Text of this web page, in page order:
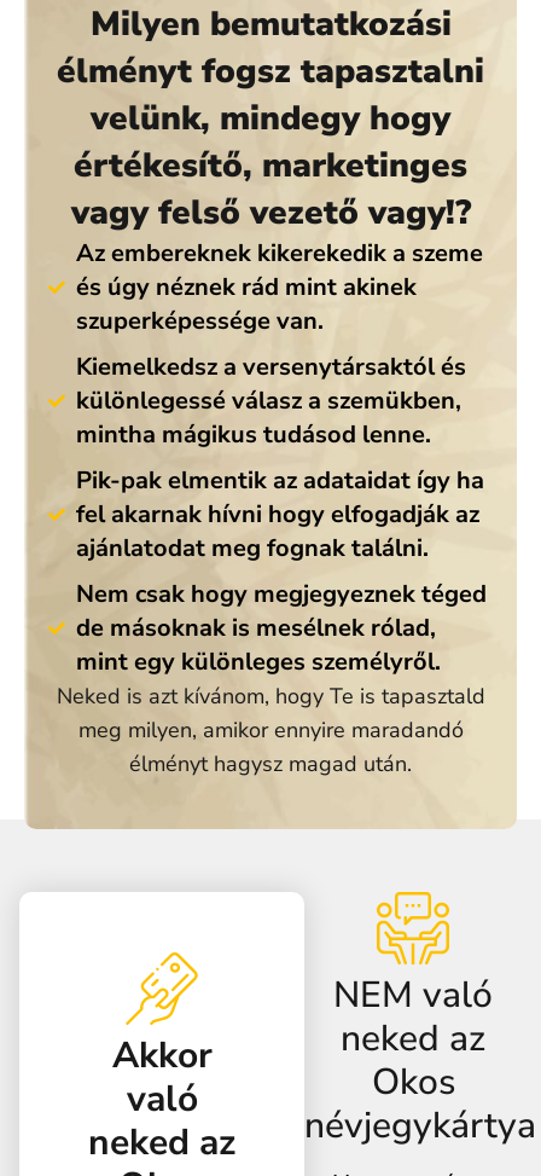
Milyen bemutatkozási
élményt fogsz tapasztalni
velünk, mindegy hogy
értékesítő, marketinges
vagy felső vezető vagy!?
Az embereknek kikerekedik a szeme
és úgy néznek rád mint akinek
szuperképessége van.
Kiemelkedsz a versenytársaktól és
különlegessé válasz a szemükben,
mintha mágikus tudásod lenne.
Pik-pak elmentik az adataidat így ha
fel akarnak hívni hogy elfogadják az
ajánlatodat meg fognak találni.
Nem csak hogy megjegyeznek téged
de másoknak is mesélnek rólad,
mint egy különleges személyről.
Neked is azt kívánom, hogy Te is tapasztald
meg milyen, amikor ennyire maradandó
élményt hagysz magad után.
Akkor
való
neked az
NEM való
neked az
Okos
névjegykártya